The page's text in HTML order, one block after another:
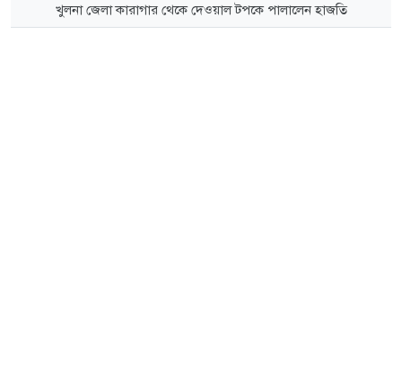
খুলনা জেলা কারাগার থেকে দেওয়াল টপকে পালালেন হাজতি